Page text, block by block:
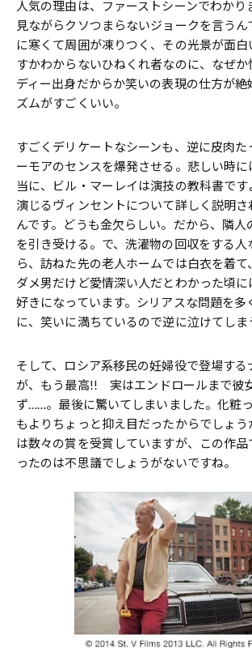
人気の理由は、ファーストシーンでわかり
見ながらクソつまらないジョークを言うん
に寒くて周囲が凍りつく、その光景が面
すかわからないひねくれ者なのに、なぜか
ディー出身だからか笑いの表現の仕方が絶
ズムがすごくいい。
すごくデリケートなシーンも、逆に皮肉た
ーモアのセンスを爆発させる。悲しい時
当に、ビル・マーレイは演技の教科書で
演じるヴィンセントについて詳しく説明さ
んです。どうも金欠らしい。だから、隣人
を引き受ける。で、洗濯物の回収をする人
ら、訪ねた先の老人ホームでは白衣を着て
ダメ男だけど愛情深い人だとわかった頃
好きになっています。シリアスな問題を多
に、笑いに満ちているので逆に泣けてしま
そして、ロシア系移民の妊婦役で登場する
が、もう最高!! 実はエンドロールまで彼
ず……。最後に驚いてしまいました。化粧
もよりちょっと抑え目だったからでしょ
は数々の賞を受賞していますが、この作
ったのは不思議でしょうがないですね。